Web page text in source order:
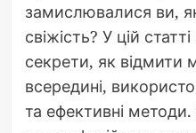
замислювалися ви,
свіжість? У цій
секрети, як відмити
всередині,
та ефективні